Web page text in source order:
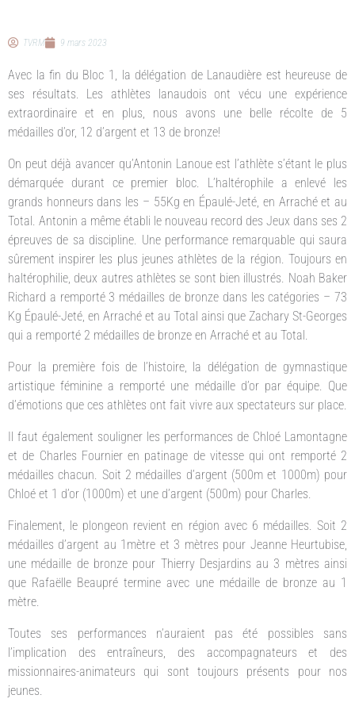
TVRM 9 mars 2023
Avec la fin du Bloc 1, la délégation de Lanaudière est heureuse de
ses résultats. Les athlètes lanaudois ont vécu une expérience
extraordinaire et en plus, nous avons une belle récolte de 5
médailles d’or, 12 d’argent et 13 de bronze!
On peut déjà avancer qu’Antonin Lanoue est l’athlète s’étant le plus
démarquée durant ce premier bloc. L’haltérophile a enlevé les
grands honneurs dans les – 55Kg en Épaulé-Jeté, en Arraché et au
Total. Antonin a même établi le nouveau record des Jeux dans ses 2
épreuves de sa discipline. Une performance remarquable qui saura
sûrement inspirer les plus jeunes athlètes de la région. Toujours en
haltérophilie, deux autres athlètes se sont bien illustrés. Noah Baker
Richard a remporté 3 médailles de bronze dans les catégories – 73
Kg Épaulé-Jeté, en Arraché et au Total ainsi que Zachary St-Georges
qui a remporté 2 médailles de bronze en Arraché et au Total.
Pour la première fois de l’histoire, la délégation de gymnastique
artistique féminine a remporté une médaille d’or par équipe. Que
d’émotions que ces athlètes ont fait vivre aux spectateurs sur place.
Il faut également souligner les performances de Chloé Lamontagne
et de Charles Fournier en patinage de vitesse qui ont remporté 2
médailles chacun. Soit 2 médailles d’argent (500m et 1000m) pour
Chloé et 1 d’or (1000m) et une d’argent (500m) pour Charles.
Finalement, le plongeon revient en région avec 6 médailles. Soit 2
médailles d’argent au 1mètre et 3 mètres pour Jeanne Heurtubise,
une médaille de bronze pour Thierry Desjardins au 3 mètres ainsi
que Rafaëlle Beaupré termine avec une médaille de bronze au 1
mètre.
Toutes ses performances n’auraient pas été possibles sans
l’implication des entraîneurs, des accompagnateurs et des
missionnaires-animateurs qui sont toujours présents pour nos
jeunes.